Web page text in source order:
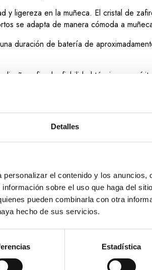
Detalles
el contenido y los anuncios,
sobre el uso que haga del
pueden combinarla con otra
hecho de sus servicios.
Estadística
y ligereza en la muñeca. El cristal de
se adapta de manera cómoda a
duración de batería de
diseño refinado, fiabilidad técnica y